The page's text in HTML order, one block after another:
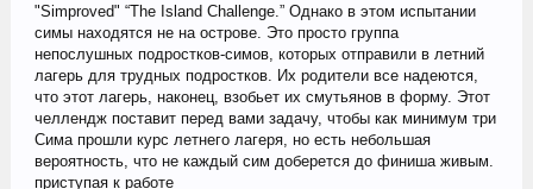
"Simproved" “The Island Challenge.” Однако в этом испытании
симы находятся не на острове. Это просто группа
непослушных подростков-симов, которых отправили в летний
лагерь для трудных подростков. Их родители все надеются,
что этот лагерь, наконец, взобьет их смутьянов в форму. Этот
челлендж поставит перед вами задачу, чтобы как минимум три
Сима прошли курс летнего лагеря, но есть небольшая
вероятность, что не каждый сим доберется до финиша живым.
приступая к работе